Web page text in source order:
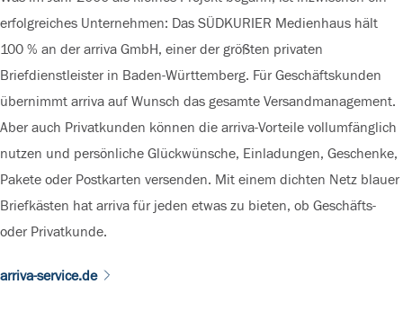
erfolgreiches Unternehmen: Das SÜDKURIER Medienhaus hält
100 % an der arriva GmbH, einer der größten privaten
Briefdienstleister in Baden-Württemberg. Für Geschäftskunden
übernimmt arriva auf Wunsch das gesamte Versandmanagement.
Aber auch Privatkunden können die arriva-Vorteile vollumfänglich
nutzen und persönliche Glückwünsche, Einladungen, Geschenke,
Pakete oder Postkarten versenden. Mit einem dichten Netz blauer
Briefkästen hat arriva für jeden etwas zu bieten, ob Geschäfts-
oder Privatkunde.
arriva-service.de